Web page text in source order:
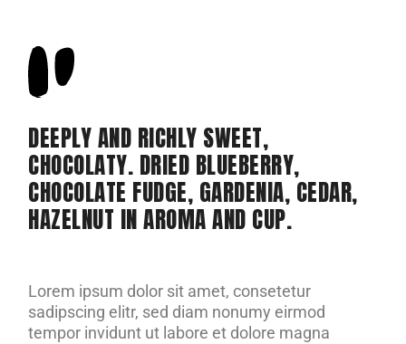
DEEPLY AND RICHLY SWEET,
CHOCOLATY. DRIED BLUEBERRY,
CHOCOLATE FUDGE, GARDENIA, CEDAR,
HAZELNUT IN AROMA AND CUP.
Lorem ipsum dolor sit amet, consetetur
sadipscing elitr, sed diam nonumy eirmod
tempor invidunt ut labore et dolore magna